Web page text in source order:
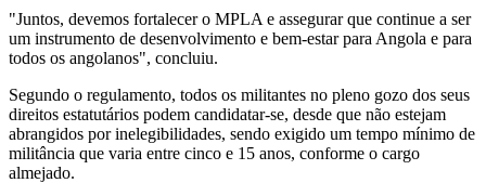
"Juntos, devemos fortalecer o MPLA e assegurar que continue a ser
um instrumento de desenvolvimento e bem-estar para Angola e para
todos os angolanos", concluiu.
Segundo o regulamento, todos os militantes no pleno gozo dos seus
direitos estatutários podem candidatar-se, desde que não estejam
abrangidos por inelegibilidades, sendo exigido um tempo mínimo de
militância que varia entre cinco e 15 anos, conforme o cargo
almejado.